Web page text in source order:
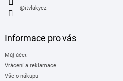
@itvlakycz
Informace pro vás
Můj účet
Vrácení a reklamace
Vše o nákupu